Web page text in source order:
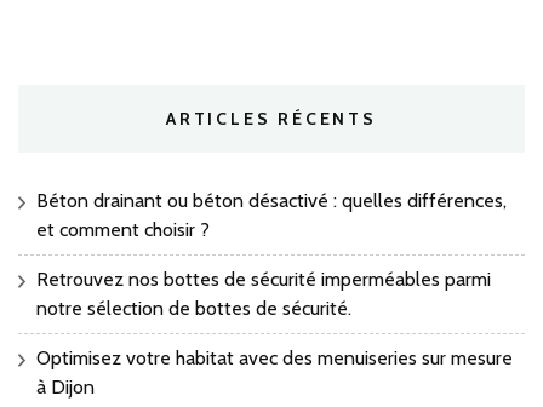
ARTICLES RÉCENTS
Béton drainant ou béton désactivé : quelles différences,
et comment choisir ?
Retrouvez nos bottes de sécurité imperméables parmi
notre sélection de bottes de sécurité.
Optimisez votre habitat avec des menuiseries sur mesure
à Dijon